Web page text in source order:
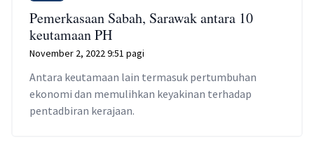
Pemerkasaan Sabah, Sarawak antara 10
keutamaan PH
November 2, 2022 9:51 pagi
Antara keutamaan lain termasuk pertumbuhan
ekonomi dan memulihkan keyakinan terhadap
pentadbiran kerajaan.